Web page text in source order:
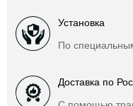
Установка
По
Доставка по